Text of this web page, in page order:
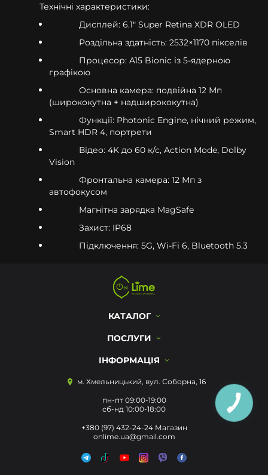
Технічні характеристики:
Дисплей: 6.1" Super Retina XDR OLED
Роздільна здатність: 2532×1170 пікселів
Процесор: A15 Bionic із 5-ядерною
графікою
Основна камера: подвійна 12 Мп
(ширококутна + надширококутна)
Функції: Photonic Engine, нічний режим,
Smart HDR 4, портрети
Відео: 4K до 60 к/с, Action Mode, Dolby
Vision
Фронтальна камера: 12 Мп з
автофокусом
Магнітна зарядка MagSafe
Захист: IP68
Підключення: 5G, Wi-Fi 6, Bluetooth 5.3
КАТАЛОГ
ПОСЛУГИ
ІНФОРМАЦІЯ
м. Хмельницький, вул. Соборна, 16
пн-пт 09:00-19:00
сб-нд 10:00-18:00
+380 (97) 432-24-24 Магазин
onlime.ua@gmail.com